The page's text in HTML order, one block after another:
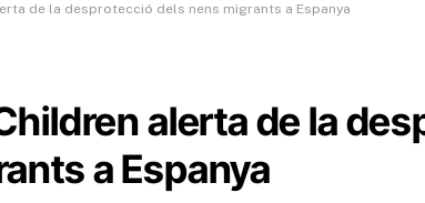
de la desprotecció dels nens migrants a Espanya
alerta de la
a Espanya